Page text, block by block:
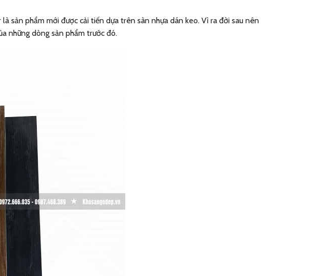
sản phẩm mới được cải tiến dựa trên sàn nhựa dán keo. Vì ra đời sau nên
những dòng sản phẩm trước đó.